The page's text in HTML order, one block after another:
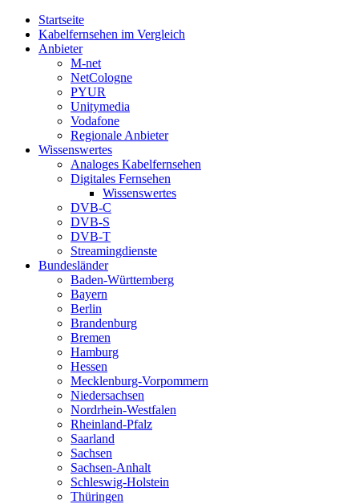
Startseite
Kabelfernsehen im Vergleich
Anbieter
M-net
NetCologne
PYUR
Unitymedia
Vodafone
Regionale Anbieter
Wissenswertes
Analoges Kabelfernsehen
Digitales Fernsehen
Wissenswertes
DVB-C
DVB-S
DVB-T
Streamingdienste
Bundesländer
Baden-Württemberg
Bayern
Berlin
Brandenburg
Bremen
Hamburg
Hessen
Mecklenburg-Vorpommern
Niedersachsen
Nordrhein-Westfalen
Rheinland-Pfalz
Saarland
Sachsen
Sachsen-Anhalt
Schleswig-Holstein
Thüringen